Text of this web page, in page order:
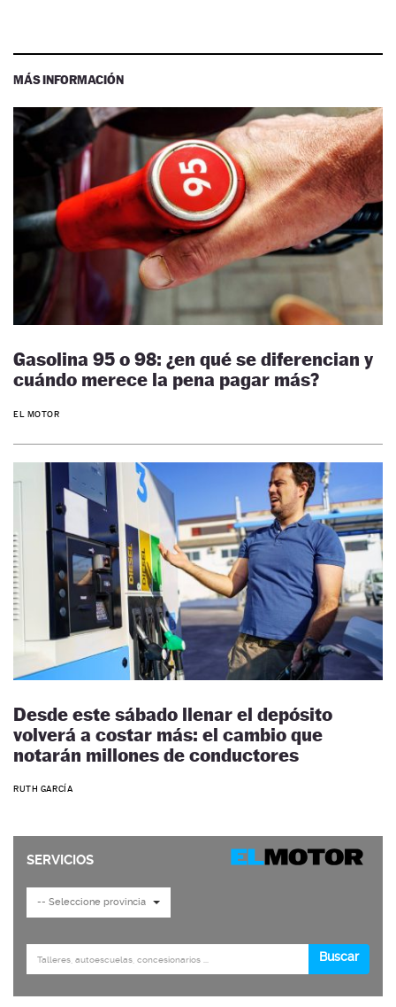
MÁS INFORMACIÓN
Gasolina 95 o 98: ¿en qué se diferencian y
cuándo merece la pena pagar más?
EL MOTOR
Desde este sábado llenar el depósito
volverá a costar más: el cambio que
notarán millones de conductores
RUTH GARCÍA